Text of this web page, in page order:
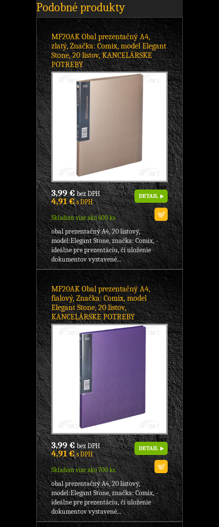
Podobné produkty
MF20AK Obal prezentačný A4,
zlatý, Značka: Comix, model Elegant
Stone, 20 listov, KANCELÁRSKE
POTREBY
3,99 €bez DPH
4,91 €s DPH
Skladom viac ako 600 ks
DETAIL
obal prezentačný A4, 20 listový,
model:Elegant Stone, značka: Comix, -
ideálne pre prezentáciu, či uloženie
dokumentov vystavené...
MF20AK Obal prezentačný A4,
fialový, Značka: Comix, model
Elegant Stone, 20 listov,
KANCELÁRSKE POTREBY
3,99 €bez DPH
4,91 €s DPH
Skladom viac ako 700 ks
DETAIL
obal prezentačný A4, 20 listový,
model:Elegant Stone, značka: Comix, -
ideálne pre prezentáciu, či uloženie
dokumentov vystavené...